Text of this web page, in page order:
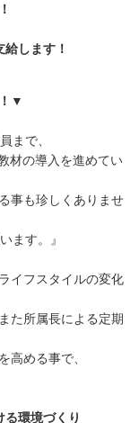
します！
▼
まで、
材の導入を進めてい
事も珍しくありませ
ます。』
イフスタイルの変化
た所属長による定期
高める事で、
環境づくり